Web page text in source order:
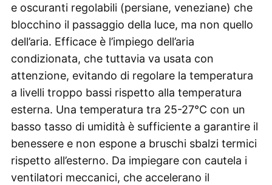
e oscuranti regolabili (persiane, veneziane) che
blocchino il passaggio della luce, ma non quello
dell’aria. Efficace è l’impiego dell’aria
condizionata, che tuttavia va usata con
attenzione, evitando di regolare la temperatura
a livelli troppo bassi rispetto alla temperatura
esterna. Una temperatura tra 25-27°C con un
basso tasso di umidità è sufficiente a garantire il
benessere e non espone a bruschi sbalzi termici
rispetto all’esterno. Da impiegare con cautela i
ventilatori meccanici, che accelerano il